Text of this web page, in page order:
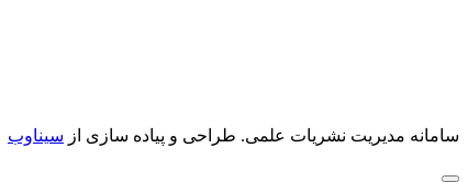
سامانه مدیریت نشریات علمی. طراحی و پیاده سازی از سیناوب